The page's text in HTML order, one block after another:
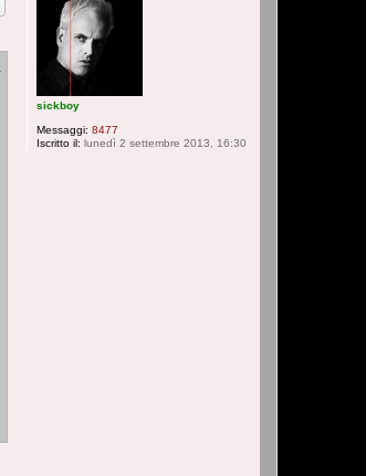
sickboy
Messaggi: 8477
Iscritto il: lunedì 2 settembre 2013, 16:30